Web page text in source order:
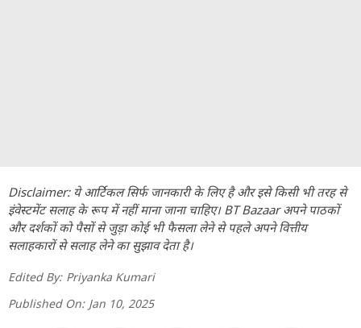
Disclaimer: ये आर्टिकल सिर्फ जानकारी के लिए है और इसे किसी भी तरह से
इंवेस्टमेंट सलाह के रूप में नहीं माना जाना चाहिए। BT Bazaar अपने पाठकों
और दर्शकों को पैसों से जुड़ा कोई भी फैसला लेने से पहले अपने वित्तीय
सलाहकारों से सलाह लेने का सुझाव देता है।
Edited By: Priyanka Kumari
Published On: Jan 10, 2025